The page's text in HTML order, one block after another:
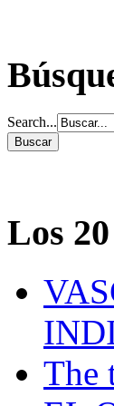
Search...
Los
The